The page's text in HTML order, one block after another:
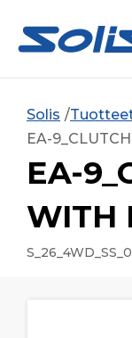
Solis
EA-
EA-
WITH